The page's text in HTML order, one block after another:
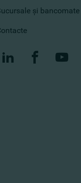
și bancomate